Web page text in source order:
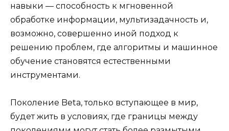
навыки — способность к мгновенной
обработке информации, мультизадачность и,
возможно, совершенно иной подход к
решению проблем, где алгоритмы и машинное
обучение становятся естественными
инструментами.
Поколение Beta, только вступающее в мир,
будет жить в условиях, где границы между